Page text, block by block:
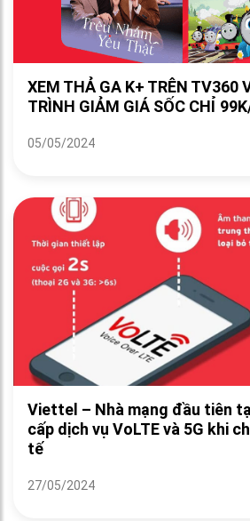
XEM THẢ GA K+ TRÊN TV360
TRÌNH GIẢM GIÁ SỐC CHỈ
05/05/2024
Viettel – Nhà mạng đầu tiên
cấp dịch vụ VoLTE và 5G khi
tế
27/05/2024